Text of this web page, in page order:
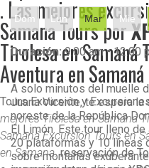
. Las mejores
Samana Tours por
Tirolesa en Samaná
Aventura en Samaná
Tours Excursión y
mejores Tirolesa en Samaná
Samaná Excursión Tours en
en Samana.reservación de
Dom Lun Mar Mie
Duración:9:00 am - 12:00
A solo minutos del muelle
Juana Vicente, te espera
noreste de la República
El Limón. Este tour lleno
20 plataformas y 10 líneas
sobre montañas